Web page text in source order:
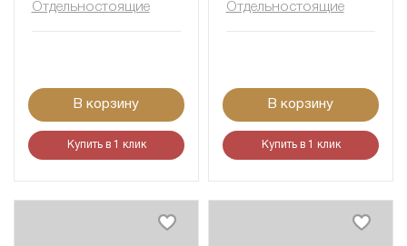
Отдельностоящие
В корзину
Купить в 1 клик
Отдельностоящие
В корзину
Купить в 1 клик